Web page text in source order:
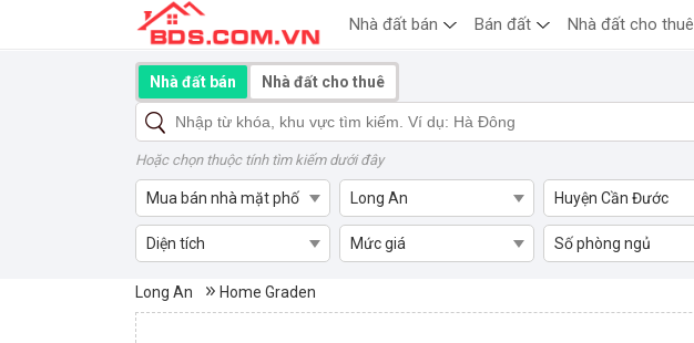
Mua bán nhà mặt phố Home Graden
Long An Home Graden
Nhà đất bán Nhà đất cho thuê
Hoặc chọn thuộc tính tìm kiếm dưới đây
Mua bán nhà mặt phố Long An Huyện Cần Đước
Diện tích Mức giá Số phòng ngủ
Nhà đất bán Bán đất Nhà đất cho thuê